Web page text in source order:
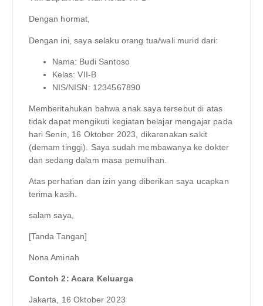
Dengan hormat,
Dengan ini, saya selaku orang tua/wali murid dari:
Nama: Budi Santoso
Kelas: VII-B
NIS/NISN: 1234567890
Memberitahukan bahwa anak saya tersebut di atas
tidak dapat mengikuti kegiatan belajar mengajar pada
hari Senin, 16 Oktober 2023, dikarenakan sakit
(demam tinggi). Saya sudah membawanya ke dokter
dan sedang dalam masa pemulihan.
Atas perhatian dan izin yang diberikan saya ucapkan
terima kasih.
salam saya,
[Tanda Tangan]
Nona Aminah
Contoh 2: Acara Keluarga
Jakarta, 16 Oktober 2023